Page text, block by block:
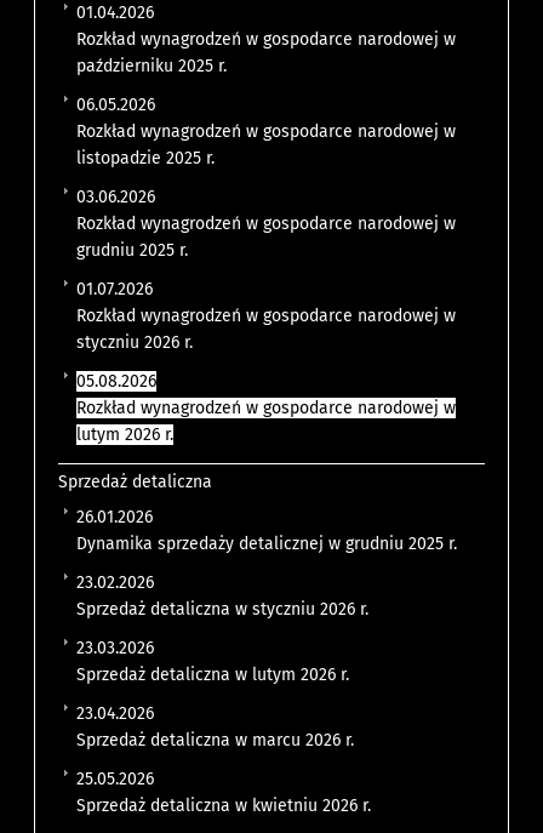
01.04.2026
Rozkład wynagrodzeń w gospodarce narodowej w
październiku 2025 r.
06.05.2026
Rozkład wynagrodzeń w gospodarce narodowej w
listopadzie 2025 r.
03.06.2026
Rozkład wynagrodzeń w gospodarce narodowej w
grudniu 2025 r.
01.07.2026
Rozkład wynagrodzeń w gospodarce narodowej w
styczniu 2026 r.
05.08.2026
Rozkład wynagrodzeń w gospodarce narodowej w
lutym 2026 r.
Sprzedaż detaliczna
26.01.2026
Dynamika sprzedaży detalicznej w grudniu 2025 r.
23.02.2026
Sprzedaż detaliczna w styczniu 2026 r.
23.03.2026
Sprzedaż detaliczna w lutym 2026 r.
23.04.2026
Sprzedaż detaliczna w marcu 2026 r.
25.05.2026
Sprzedaż detaliczna w kwietniu 2026 r.